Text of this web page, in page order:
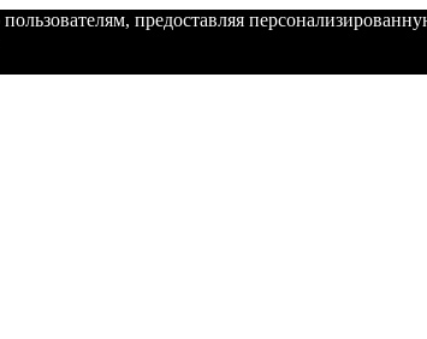
предоставляя